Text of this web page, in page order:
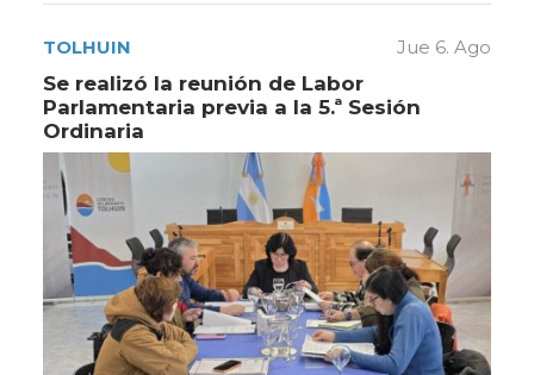
TOLHUIN Jue 6. Ago
Se realizó la reunión de Labor
Parlamentaria previa a la 5.ª Sesión
Ordinaria